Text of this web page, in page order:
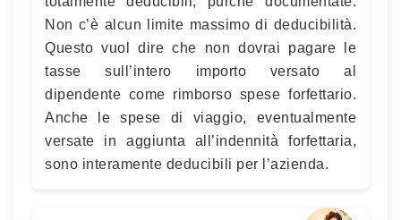
Non c’è alcun limite massimo di deducibilità.
Questo vuol dire che non dovrai pagare le
tasse sull’intero importo versato al
dipendente come rimborso spese forfettario.
Anche le spese di viaggio, eventualmente
versate in aggiunta all’indennità forfettaria,
sono interamente deducibili per l’azienda.